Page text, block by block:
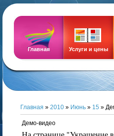
Главная Услуги и цены
Главная » 2010 » Июнь » 15 »
Демо-видео